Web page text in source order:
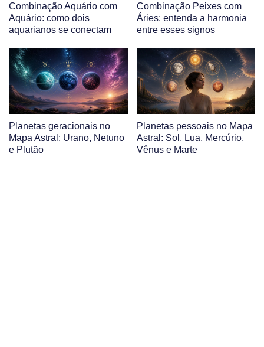
Combinação Aquário com
Aquário: como dois
aquarianos se conectam
Combinação Peixes com
Áries: entenda a harmonia
entre esses signos
Planetas geracionais no
Mapa Astral: Urano, Netuno
e Plutão
Planetas pessoais no Mapa
Astral: Sol, Lua, Mercúrio,
Vênus e Marte